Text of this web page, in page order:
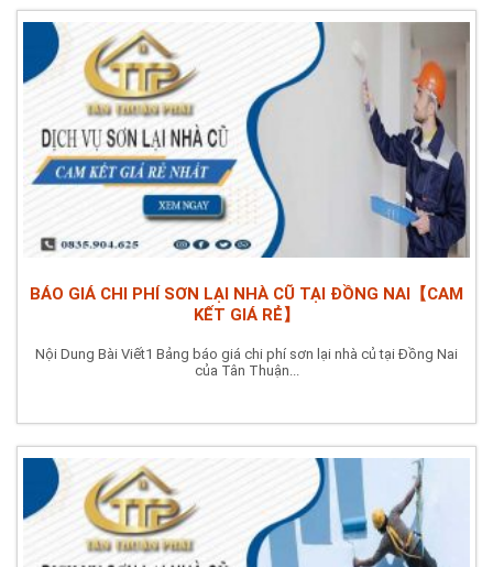
BÁO GIÁ CHI PHÍ SƠN LẠI NHÀ CŨ TẠI ĐỒNG NAI【CAM
KẾT GIÁ RẺ】
Nội Dung Bài Viết1 Bảng báo giá chi phí sơn lại nhà củ tại Đồng Nai
của Tân Thuận...